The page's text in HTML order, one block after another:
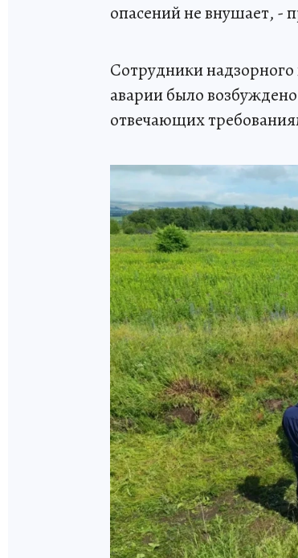
опасений не внушает, -
Сотрудники
аварии было возбуждено
отвечающих